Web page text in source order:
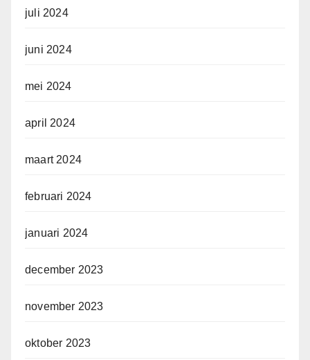
juli 2024
juni 2024
mei 2024
april 2024
maart 2024
februari 2024
januari 2024
december 2023
november 2023
oktober 2023